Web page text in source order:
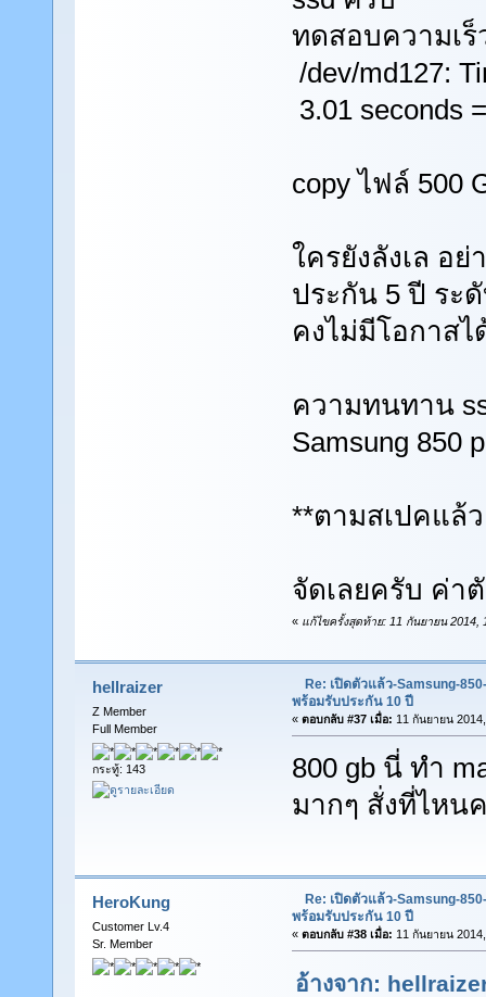
ทดสอบความเร็
/dev/md127:
3.01 seconds
copy ไฟล์ 500
ใครยังลังเล อ
ประกัน 5 ปี ระ
คงไม่มีโอกาส
ความทนทาน
Samsung 850
**ตามสเปคแล้
จัดเลยครับ ค่า
« แก้ไขครั้งสุดท้าย: 11 กันยายน 2014,
hellraizer
Z Member
Full Member
กระทู้: 143
Re: เปิดตัวแล้ว-Samsung-
พร้อมรับประกัน 10 ปี
« ตอบกลับ #37 เมื่อ: 11 กันยายน
800 gb นี่ ทำ
มากๆ สั่งที่ไหน
HeroKung
Customer Lv.4
Sr. Member
Re: เปิดตัวแล้ว-Samsung-
พร้อมรับประกัน 10 ปี
« ตอบกลับ #38 เมื่อ: 11 กันยายน
อ้างจาก: